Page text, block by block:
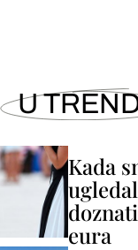
U
Kada
eura